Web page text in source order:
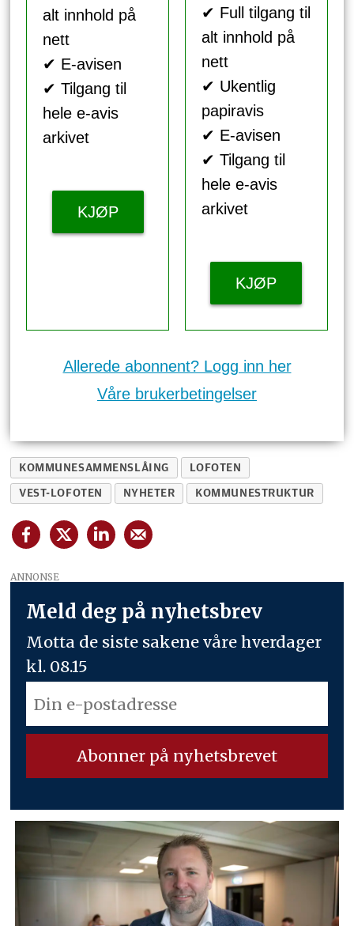
alt innhold på
nett
✔ E-avisen
✔ Tilgang til
hele e-avis
arkivet
KJØP
✔ Full tilgang til
alt innhold på
nett
✔ Ukentlig
papiravis
✔ E-avisen
✔ Tilgang til
hele e-avis
arkivet
KJØP
Allerede abonnent? Logg inn her
Våre brukerbetingelser
KOMMUNESAMMENSLÅING LOFOTEN
VEST-LOFOTEN NYHETER KOMMUNESTRUKTUR
ANNONSE
Meld deg på nyhetsbrev
Motta de siste sakene våre hverdager
kl. 08.15